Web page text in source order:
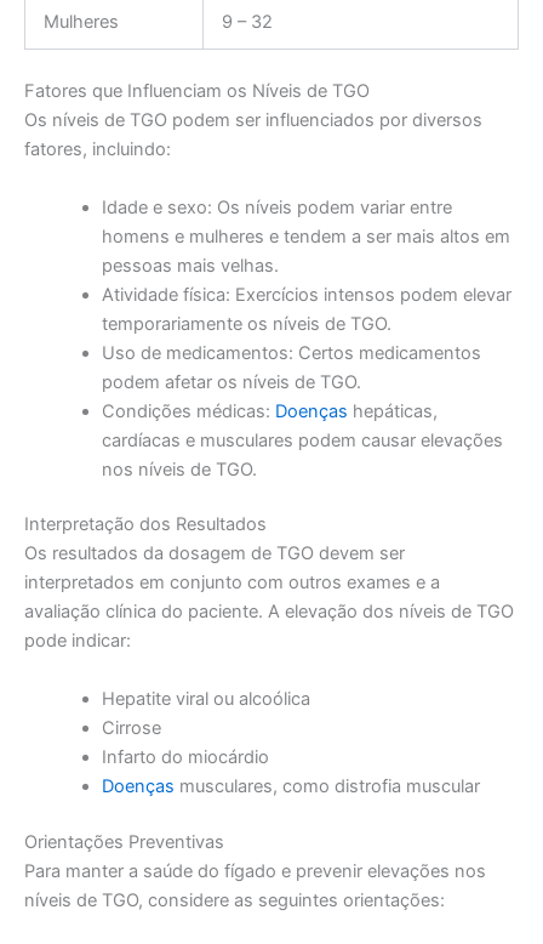
Mulheres 9 – 32
Fatores que Influenciam os Níveis de TGO
Os níveis de TGO podem ser influenciados por diversos
fatores, incluindo:
Idade e sexo: Os níveis podem variar entre
homens e mulheres e tendem a ser mais altos em
pessoas mais velhas.
Atividade física: Exercícios intensos podem elevar
temporariamente os níveis de TGO.
Uso de medicamentos: Certos medicamentos
podem afetar os níveis de TGO.
Condições médicas: Doenças hepáticas,
cardíacas e musculares podem causar elevações
nos níveis de TGO.
Interpretação dos Resultados
Os resultados da dosagem de TGO devem ser
interpretados em conjunto com outros exames e a
avaliação clínica do paciente. A elevação dos níveis de TGO
pode indicar:
Hepatite viral ou alcoólica
Cirrose
Infarto do miocárdio
Doenças musculares, como distrofia muscular
Orientações Preventivas
Para manter a saúde do fígado e prevenir elevações nos
níveis de TGO, considere as seguintes orientações: